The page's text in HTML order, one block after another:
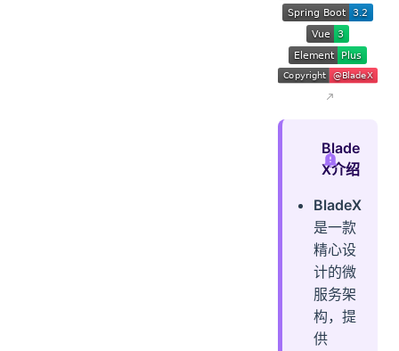
Blade
X介绍
BladeX
是一款
精心设
计的微
服务架
构，提
供